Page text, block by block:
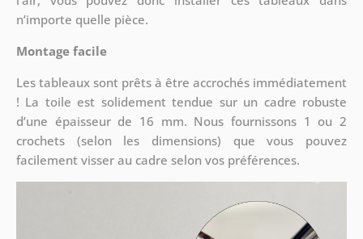
n’importe quelle pièce.
Montage facile
Les tableaux sont prêts à être accrochés immédiatement
! La toile est solidement tendue sur un cadre robuste
d’une épaisseur de 16 mm. Nous fournissons 1 ou 2
crochets (selon les dimensions) que vous pouvez
facilement visser au cadre selon vos préférences.